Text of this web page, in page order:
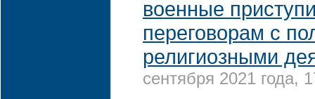
военные
переговорам с
религиозными
сентября 2021 года,